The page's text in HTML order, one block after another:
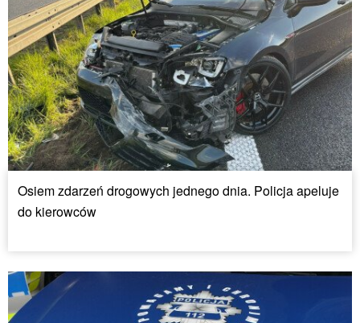
Osiem zdarzeń drogowych jednego dnia. Policja apeluje
do kierowców